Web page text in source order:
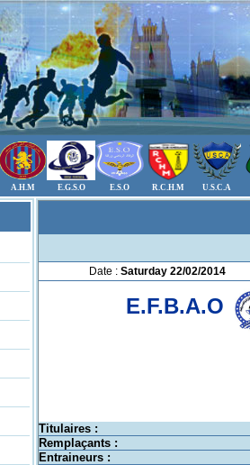
A.H.M E.G.S.O E.S.O R.C.H.M U.S.C.A
Date : Saturday 22/02/2014
E.F.B.A.O
Titulaires :
Remplaçants :
Entraineurs :